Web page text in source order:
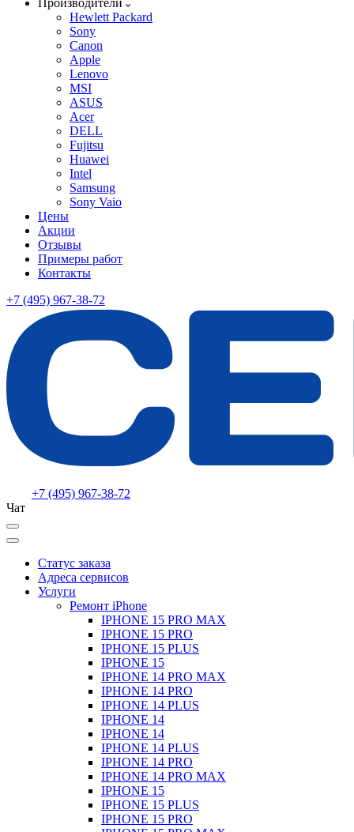
Производители
Hewlett Packard
Sony
Canon
Apple
Lenovo
MSI
ASUS
Acer
DELL
Fujitsu
Huawei
Intel
Samsung
Sony Vaio
Цены
Акции
Отзывы
Примеры работ
Контакты
+7 (495) 967-38-72
+7 (495) 967-38-72
Чат
Статус заказа
Адреса сервисов
Услуги
Ремонт iPhone
IPHONE 15 PRO MAX
IPHONE 15 PRO
IPHONE 15 PLUS
IPHONE 15
IPHONE 14 PRO MAX
IPHONE 14 PRO
IPHONE 14 PLUS
IPHONE 14
IPHONE 14
IPHONE 14 PLUS
IPHONE 14 PRO
IPHONE 14 PRO MAX
IPHONE 15
IPHONE 15 PLUS
IPHONE 15 PRO